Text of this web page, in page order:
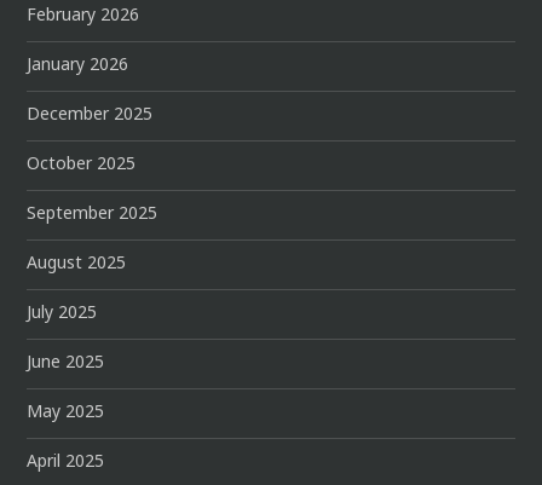
February 2026
January 2026
December 2025
October 2025
September 2025
August 2025
July 2025
June 2025
May 2025
April 2025